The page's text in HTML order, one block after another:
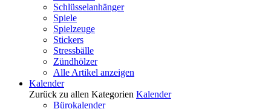
Schlüsselanhänger
Spiele
Spielzeuge
Stickers
Stressbälle
Zündhölzer
Alle Artikel anzeigen
Kalender
Zurück zu allen Kategorien Kalender
Bürokalender